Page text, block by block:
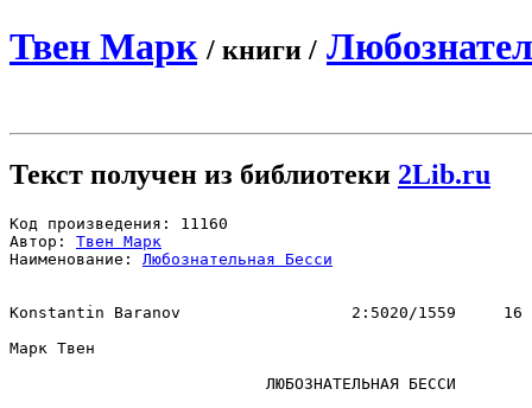
Твен Марк / книги /
Текст получен из библиотеки 2Lib.ru
Код произведения: 11160
Автор: Твен Марк
Наименование: Любознательная Бесси
Konstantin Baranov                  2:5020/1559     16
Марк Твен
                           ЛЮБОЗHАТЕЛЬHАЯ БЕССИ